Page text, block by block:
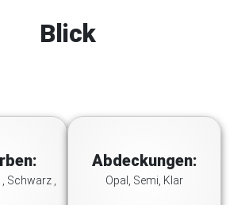
Blick
Schwarz ,
Abdeckungen:
Opal, Semi, Klar